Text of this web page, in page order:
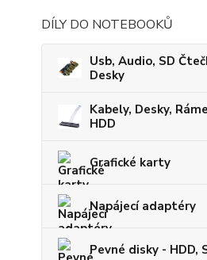
DÍLY DO NOTEBOOKŮ
Usb, Audio, SD
Desky
Kabely, Desky,
HDD
Grafické karty
Napájecí adaptéry
Pevné disky - HDD,